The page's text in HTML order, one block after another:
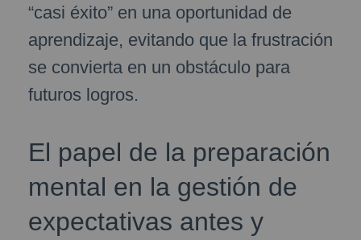
“casi éxito” en una oportunidad de
aprendizaje, evitando que la frustración
se convierta en un obstáculo para
futuros logros.
El papel de la preparación
mental en la gestión de
expectativas antes y